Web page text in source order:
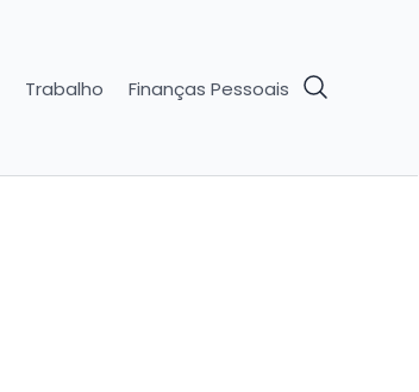
Trabalho Finanças Pessoais